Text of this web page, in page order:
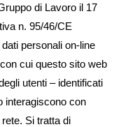
di Lavoro il 17
n. 95/46/CE
personali on-line
cui questo sito web
utenti – identificati
interagiscono con
Si tratta di